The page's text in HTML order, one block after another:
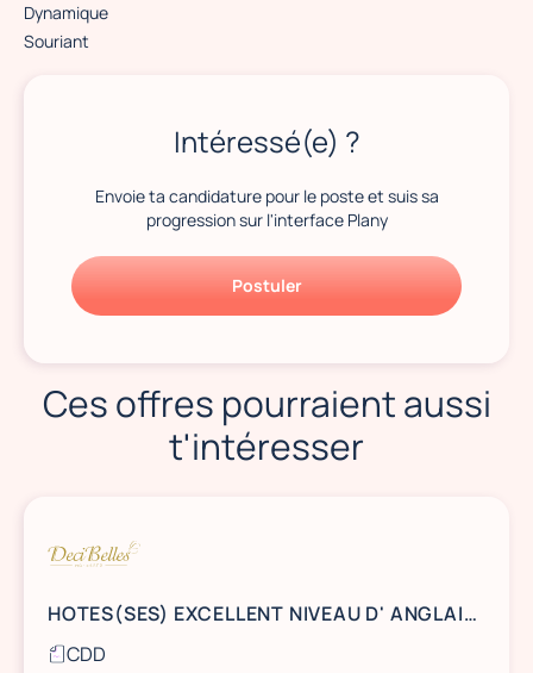
Dynamique
Souriant
Intéressé(e) ?
Envoie ta candidature pour le poste et suis sa
progression sur l'interface Plany
Postuler
Ces offres pourraient aussi
t'intéresser
HOTES(SES) EXCELLENT NIVEAU D' ANGLAIS DU 1er AU 9 SEPTEMBRE A VILLEPINTE A PARTIR DE 6H DU MATIN
CDD